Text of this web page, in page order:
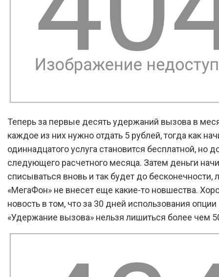
Теперь за первые десять удержаний вызова в
каждое из них нужно отдать 5 рублей, тогда как
одиннадцатого услуга становится бесплатной, но
следующего расчетного месяца. Затем деньги
списываться вновь и так будет до бесконечности,
«МегаФон» не внесет еще какие-то новшества.
новость в том, что за 30 дней использования опции
«Удержание вызова» нельзя лишиться более чем